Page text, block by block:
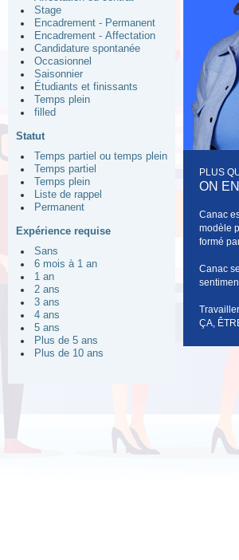
Stage
Encadrement - Permanent
Encadrement - Affectation
Candidature spontanée
Occasionnel
Saisonnier
Étudiants et finissants
Temps plein
filled
Statut
Temps partiel ou temps plein
Temps partiel
Temps plein
Liste de rappel
Permanent
Expérience requise
Sans
6 mois à 1 an
1 an
2 ans
3 ans
4 ans
5 ans
Plus de 5 ans
Plus de 10 ans
PLUS
ON
Canac
modèle
formé
Canac
ÇA,